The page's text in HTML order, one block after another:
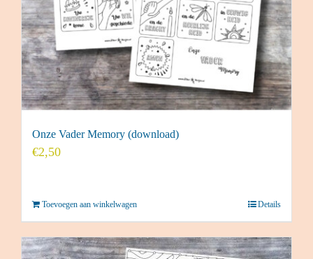
Onze Vader Memory (download)
€2,50
Toevoegen aan winkelwagen Details